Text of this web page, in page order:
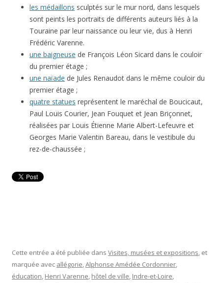
les médaillons sculptés sur le mur nord, dans lesquels
sont peints les portraits de différents auteurs liés à la
Touraine par leur naissance ou leur vie, dus à Henri
Frédéric Varenne.
une baigneuse de François Léon Sicard dans le couloir
du premier étage ;
une naïade de Jules Renaudot dans le même couloir du
premier étage ;
quatre statues représentent le maréchal de Boucicaut,
Paul Louis Courier, Jean Fouquet et Jean Briçonnet,
réalisées par Louis Étienne Marie Albert-Lefeuvre et
Georges Marie Valentin Bareau, dans le vestibule du
rez-de-chaussée ;
Cette entrée a été publiée dans Visites, musées et expositions, et
marquée avec allégorie,Alphonse Amédée Cordonnier,
éducation, Henri Varenne, hôtel de ville, Indre-et-Loire,